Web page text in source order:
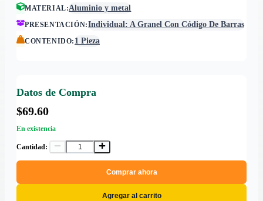
MATERIAL:Aluminio y metal
PRESENTACIÓN:Individual: A Granel Con Código De Barras
CONTENIDO: 1 Pieza
Datos de Compra
$69.60
En existencia
Cantidad:
Comprar ahora
Agregar al carrito